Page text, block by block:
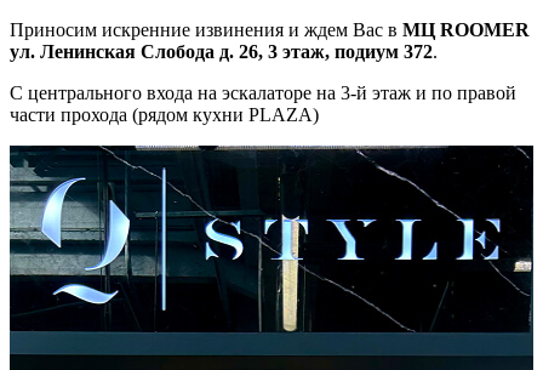
Приносим искренние извинения и ждем Вас в МЦ ROOMER
ул. Ленинская Слобода д. 26, 3 этаж, подиум 372.
С центрального входа на эскалаторе на 3-й этаж и по правой
части прохода (рядом кухни PLAZA)